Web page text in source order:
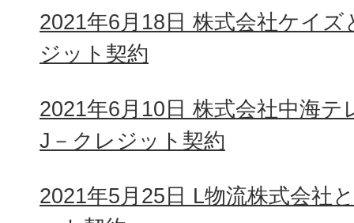
2021年6月18日 株式会社ケイ
ジット契約
2021年6月10日 株式会社中海テ
J－クレジット契約
2021年5月25日 L物流株式会社